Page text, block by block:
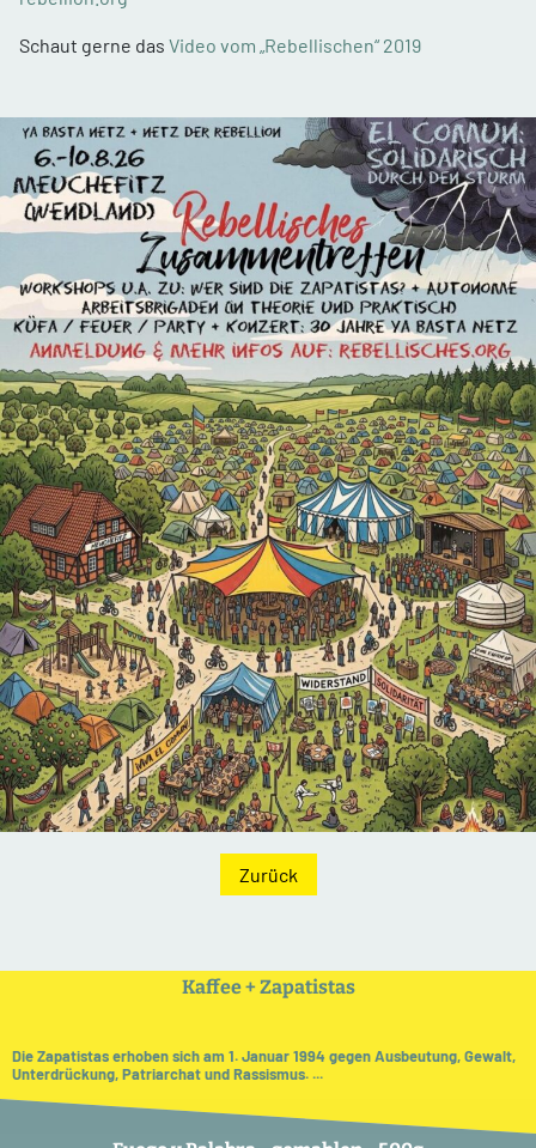
Schaut gerne das Video vom „Rebellischen“ 2019
Zurück
Kaffee + Zapatistas
Die Zapatistas erhoben sich am 1. Januar 1994 gegen Ausbeutung, Gewalt,
Unterdrückung, Patriarchat und Rassismus. ...